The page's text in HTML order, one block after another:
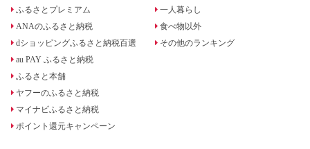
ふるさとプレミアム
ANAのふるさと納税
dショッピングふるさと納税百選
au PAY ふるさと納税
ふるさと本舗
ヤフーのふるさと納税
マイナビふるさと納税
ポイント還元キャンペーン
一人暮らし
食べ物以外
その他のランキング